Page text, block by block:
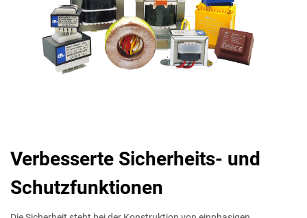
Verbesserte Sicherheits- und
Schutzfunktionen